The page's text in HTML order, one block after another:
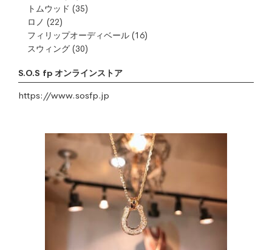
トムウッド (35)
ロノ (22)
フィリップオーディベール (16)
スウィング (30)
S.O.S fp オンラインストア
https://www.sosfp.jp